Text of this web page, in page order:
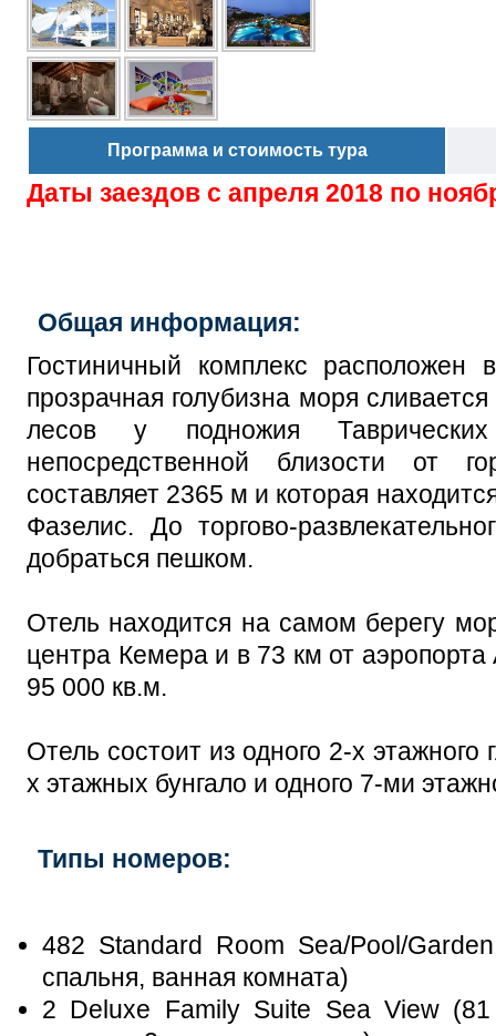
Программа и стоимость тура
Даты заездов с апреля 2018 по
Общая информация:
Гоcтиничный комплекс расположен
прозрачная голубизна моря
лесов у подножия
непосредственной близости от
составляет 2365 м и которая
Фазелис. До торгово-
добраться пешком.
Отель находится на самом берегу
центра Кемера и в 73 км от
95 000 кв.м.
Отель состоит из одного 2-х этажного
х этажных бунгало и одного 7-ми
Типы номеров:
482 Standard Room Sea/Pool/
спальня, ванная комната)
2 Deluxe Family Suite Sea View